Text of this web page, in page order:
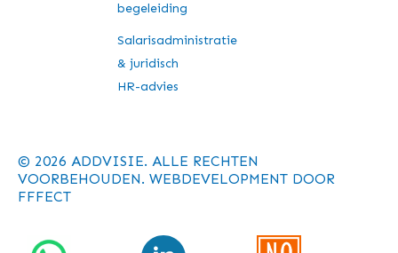
begeleiding
Salarisadministratie
& juridisch
HR-advies
© 2026 ADDVISIE. ALLE RECHTEN
VOORBEHOUDEN. WEBDEVELOPMENT DOOR
FFFECT